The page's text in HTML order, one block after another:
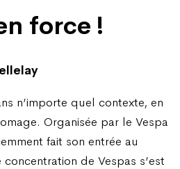
force !
n’importe quel contexte, en
Organisée par le Vespa
fait son entrée au
de Vespas s’est